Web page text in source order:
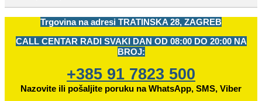
Trgovina na adresi TRATINSKA 28, ZAGREB
CALL CENTAR RADI SVAKI DAN OD 08:00 DO 20:00 NA
BROJ:
+385 91 7823 500
Nazovite ili pošaljite poruku na WhatsApp, SMS, Viber